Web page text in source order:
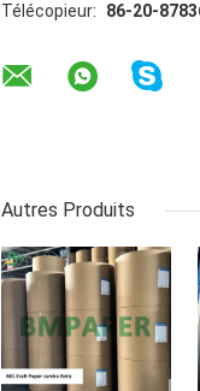
Télécopieur:
86-20-
Autres Produits